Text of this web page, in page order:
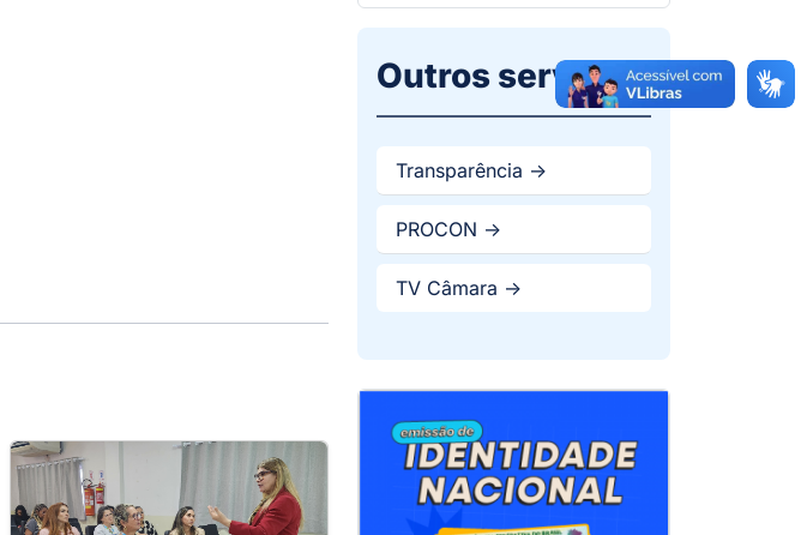
Outros serviços
Transparência ->
PROCON ->
TV Câmara ->